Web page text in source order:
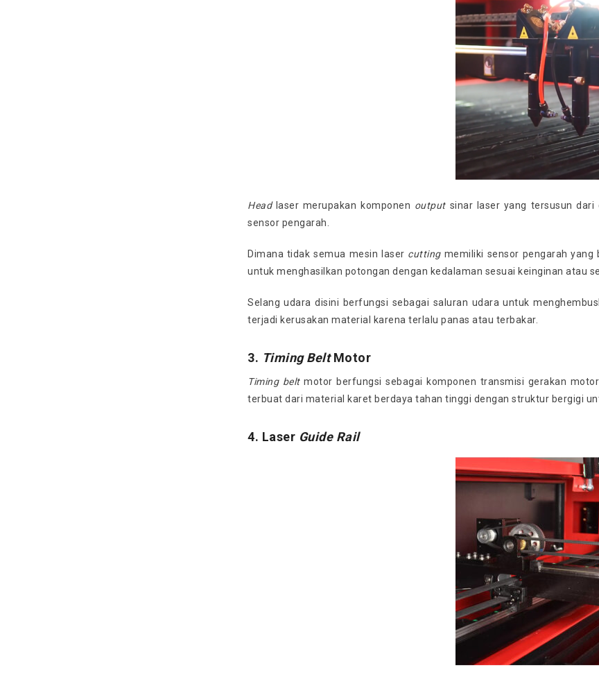
Headlaser merupakan komponen outputsinar laser yang tersusun dari
sensor pengarah.
Dimana tidak semua mesin laser cuttingmemiliki sensor pengarah yang
untuk menghasilkan potongan dengan kedalaman sesuai keinginan atau
Selang udara disini berfungsi sebagai saluran udara untuk
terjadi kerusakan material karena terlalu panas atau terbakar.
3. Timing BeltMotor
Timing beltmotor berfungsi sebagai komponen transmisi gerakan
terbuat dari material karet berdaya tahan tinggi dengan struktur bergigi
4. Laser Guide Rail